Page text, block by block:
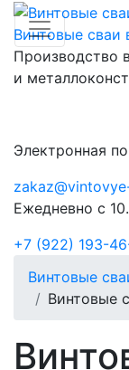
Toggle
Винтовые сваи
Производство
и
Электронная
Ежедневно с
+7 (922) 193-
Винтовые
Винтовые